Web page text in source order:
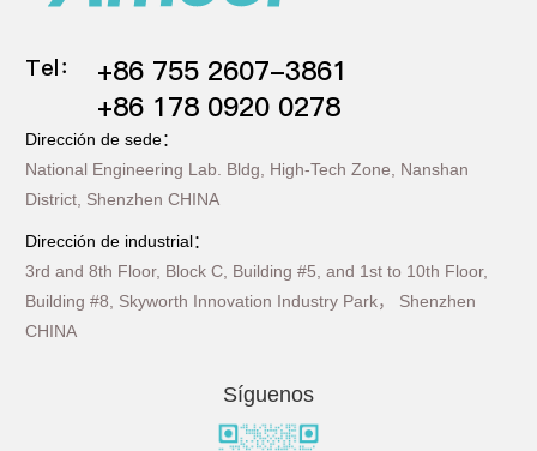
Tel：
+86 755 2607-3861
+86 178 0920 0278
Dirección de sede：
National Engineering Lab. Bldg, High-Tech Zone, Nanshan
District, Shenzhen CHINA
Dirección de industrial：
3rd and 8th Floor, Block C, Building #5, and 1st to 10th Floor,
Building #8, Skyworth Innovation Industry Park， Shenzhen
CHINA
Síguenos